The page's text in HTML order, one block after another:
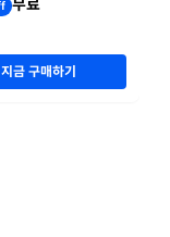
무료
지금 구매하기